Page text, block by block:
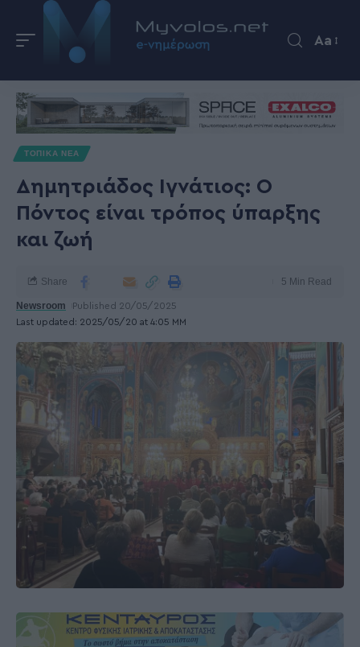
Aa
ΤΟΠΙΚΑ ΝΕΑ
Δημητριάδος Ιγνάτιος: Ο
Πόντος είναι τρόπος ύπαρξης
και ζωή
Last updated: 2025/05/20 at 4:05 ΜΜ
Newsroom Published 20/05/2025
Share 5 Min Read